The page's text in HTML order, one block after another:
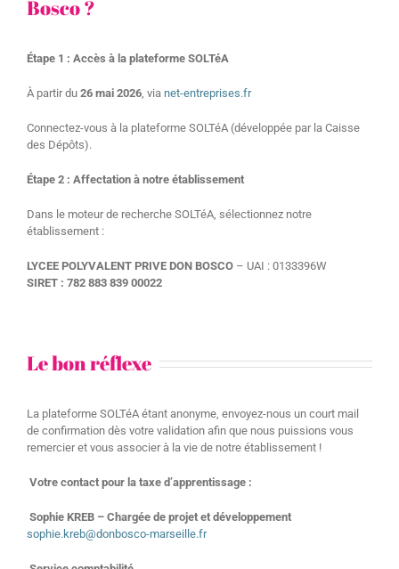
Bosco ?
Étape 1 : Accès à la plateforme SOLTéA
À partir du 26 mai 2026 , via net-entreprises.fr
Connectez-vous à la plateforme SOLTéA (développée par la Caisse
des Dépôts).
Étape 2 : Affectation à notre établissement
Dans le moteur de recherche SOLTéA, sélectionnez notre
établissement :
LYCEE POLYVALENT PRIVE DON BOSCO – UAI : 0133396W
SIRET : 782 883 839 00022
Le bon réflexe
La plateforme SOLTéA étant anonyme, envoyez-nous un court mail
de confirmation dès votre validation afin que nous puissions vous
remercier et vous associer à la vie de notre établissement !
Votre contact pour la taxe d’apprentissage :
Sophie KREB – Chargée de projet et développement
sophie.kreb@donbosco-marseille.fr